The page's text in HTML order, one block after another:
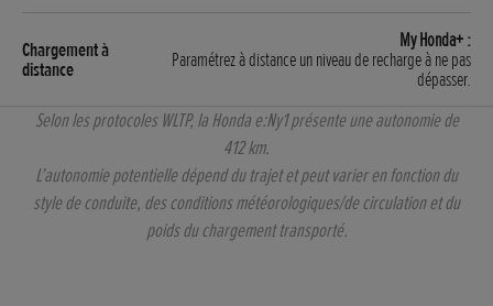
My Honda+ :
Paramétrez à distance un niveau de recharge à ne pas
dépasser.
Selon les protocoles WLTP, la Honda e:Ny1 présente une autonomie de
412 km.
L’autonomie potentielle dépend du trajet et peut varier en fonction du
style de conduite, des conditions météorologiques/de circulation et du
poids du chargement transporté.